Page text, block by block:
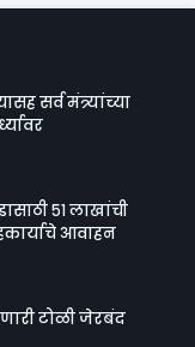
सर्व मंत्र्यांच्या
५१ लाखांची
आवाहन
टोळी जेरबंद